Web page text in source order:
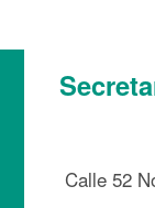
Calle 52